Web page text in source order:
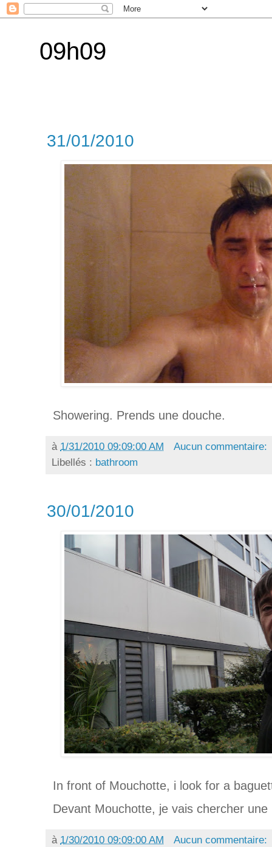
09h09
31/01/2010
Showering. Prends une douche.
à 1/31/2010 09:09:00 AM
Aucun commentaire:
Libellés : bathroom
30/01/2010
In front of Mouchotte, i look for a
Devant Mouchotte, je vais chercher
à 1/30/2010 09:09:00 AM
Aucun commentaire: